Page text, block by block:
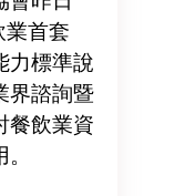
業首套
力標準說
界諮詢暨
餐飲業資